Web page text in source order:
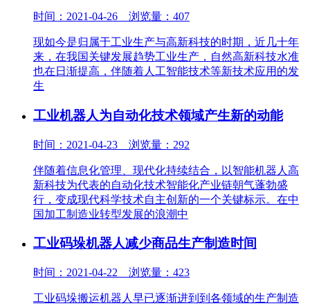
时间：2021-04-26 浏览量：407
​现如今是归属于工业生产与高新科技的时期，近几十年
来，在我国关键发展趋势工业生产，自然高新科技水准
也在日渐提高，伴随着人工智能技术等新技术应用的发
生
工业机器人为自动化技术领域产生新的动能
时间：2021-04-23 浏览量：292
​伴随着信息化管理、现代化持续结合，以智能机器人高
新科技为代表的自动化技术智能化产业链朝气蓬勃盛
行，变成现代科学技术自主创新的一个关键标示。在中
国加工制造业转型发展的浪潮中
工业码垛机器人减少商品生产制造时间
时间：2021-04-22 浏览量：423
工业码垛搬运机器人早已逐渐进到到各领域的生产制造